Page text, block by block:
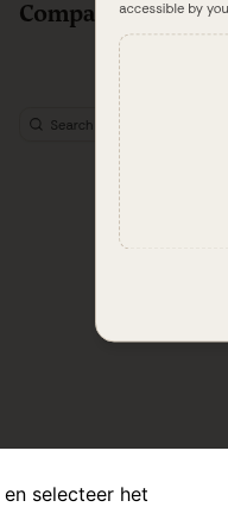
en selecteer het